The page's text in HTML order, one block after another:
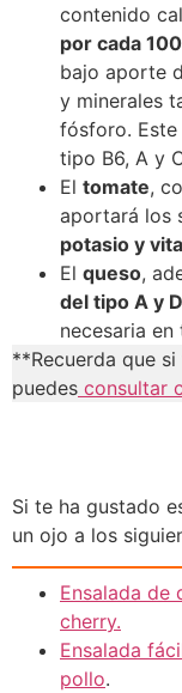
contenido
por cada
bajo aporte
y minerales
fósforo.
tipo B6, A y
El tomate,
aportará los
potasio y
El queso,
del tipo A y D
necesaria
**Recuerda que
puedes consultar
Si te ha gustado
un ojo a los
Ensalada de
cherry.
Ensalada
pollo.